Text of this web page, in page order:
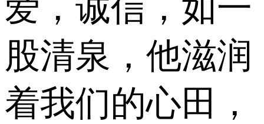
爱，诚信，如一
股清泉，他滋润
着我们的心田，